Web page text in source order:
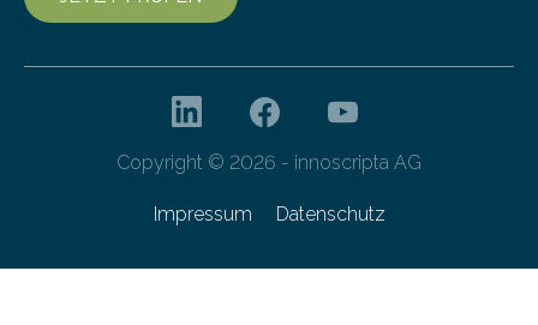
Copyright © 2026 - innoscripta AG
Impressum Datenschutz